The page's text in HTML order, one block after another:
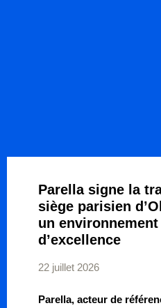
Parella signe la
siège parisien
un environnement
d’excellence
22 juillet 2026
Parella, acteur de